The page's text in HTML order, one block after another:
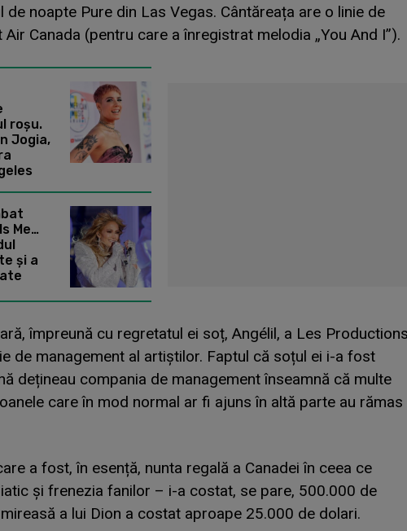
de noapte Pure din Las Vegas. Cântăreața are o linie de
Canada (pentru care a înregistrat melodia „You And I”).
roșu.
Jogia,
Me…
și a
împreună cu regretatul ei soț, Angélil, a Les
de management al artiștilor. Faptul că soțul ei i-a fost
dețineau compania de management înseamnă că multe
care în mod normal ar fi ajuns în altă parte au rămas
a fost, în esență, nunta regală a Canadei în ceea ce
și frenezia fanilor – i-a costat, se pare, 500.000 de
a lui Dion a costat aproape 25.000 de dolari.